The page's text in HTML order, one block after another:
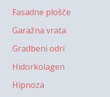
Fasadne plošče
Garažna vrata
Gradbeni odri
Hidorkolagen
Hipnoza